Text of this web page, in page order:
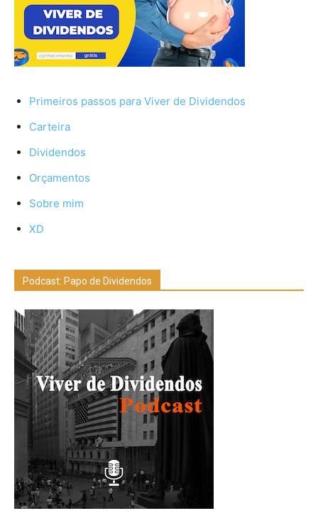
Primeiros passos para Viver de Dividendos
Carteira
Dividendos
Orçamentos
Sobre mim
XD
Podcast: Papo de Dividendos